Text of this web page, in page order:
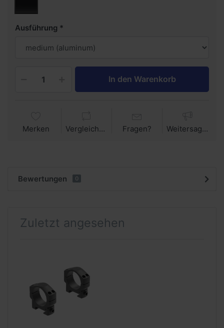
Ausführung
In den Warenkorb
Merken Vergleichen Fragen? Weitersagen
Bewertungen 0
Zuletzt angesehen